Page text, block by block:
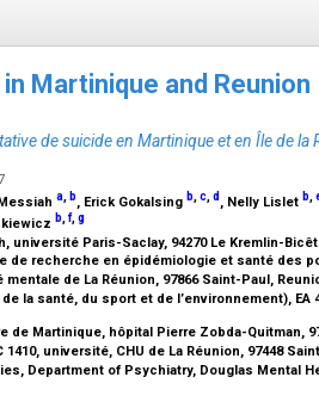
Martinique and
de suicide en Martinique et en Île de la
a, b, Erick Gokalsing b,c,d , Nelly Lislet b,
b f, g
université Paris-Saclay, 94270 Le Kremlin-
de recherche en épidémiologie et santé des
de La Réunion, 97866 Saint-Paul,
la santé, du sport et de l’environnement), EA
de Martinique, hôpital Pierre Zobda-Quitman,
1410, université, CHU de La Réunion, 97448
Department of Psychiatry, Douglas Mental